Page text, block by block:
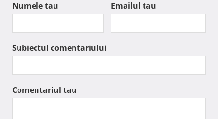
Numele tau Emailul tau
Subiectul comentariului
Comentariul tau